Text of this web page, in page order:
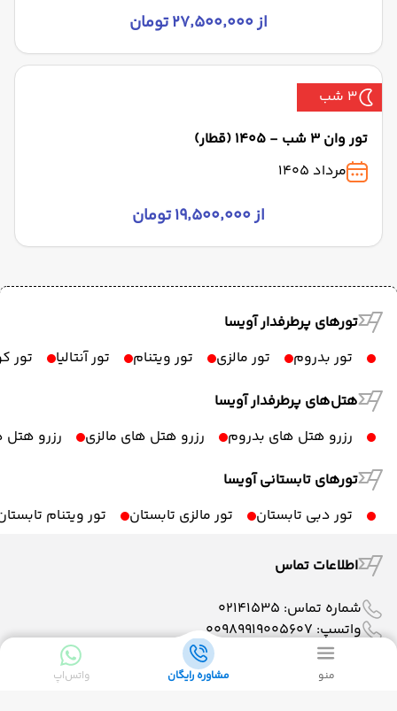
از ۲۷٬۵۰۰٬۰۰۰ تومان
3 شب
تور وان 3 شب - 1405 (قطار)
مرداد 1405
از ۱۹٬۵۰۰٬۰۰۰ تومان
منو مشاوره رایگان واتس‌اپ
تورهای پرطرفدار آویسا
تور بدروم
تور مالزی تور ویتنام تور آنتالیا
تور
هتل‌های پرطرفدار آویسا
رزرو هتل های بدروم
رزرو هتل های مالزی
رزرو هتل
تورهای تابستانی آویسا
تور دبی تابستان
تور مالزی تابستان تور ویتنام
اطلاعات تماس
شماره تماس: 02141535
واتسپ:00989919005607
آدرس ایمیل:
info@avisatour.com
نشانی: تهران، خیابان شهید بهشتی، خیابان کاووسی فر،